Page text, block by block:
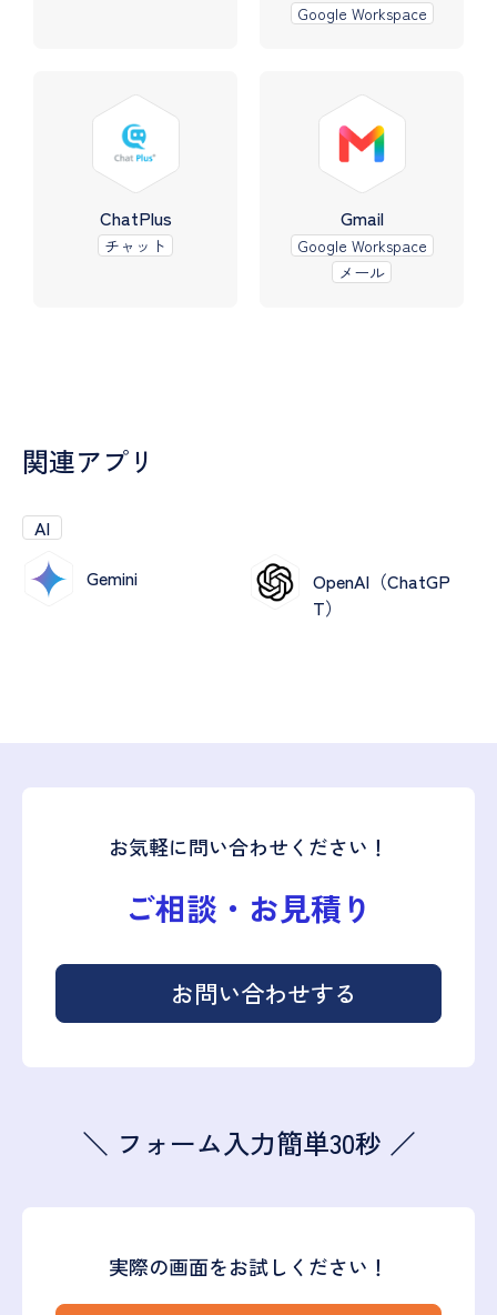
Google Workspace
ChatPlus
チャット
Gmail
Google Workspace
メール
関連アプリ
AI
Gemini
OpenAI（ChatGP
T）
お気軽に問い合わせください！
ご相談・お見積り
お問い合わせする
＼ フォーム入力簡単30秒 ／
実際の画面をお試しください！